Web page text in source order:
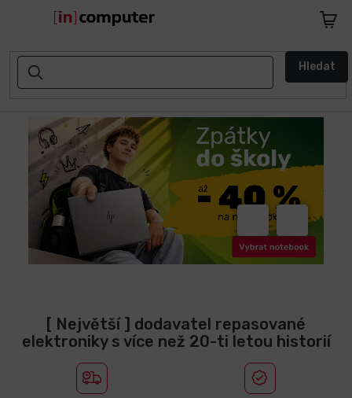
Hledat
AKCE
SLEVY
ZPÁTKY
DO
ŠKOLY
Notebooky
Apple
Předchozí
[ Největší ] dodavatel repasované
elektroniky s více než 20-ti letou historií